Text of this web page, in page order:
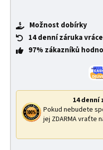
Možnost dobírky
14 denní záruka
97% zákazníků
14 denní
Pokud nebudete
jej ZDARMA vraťte